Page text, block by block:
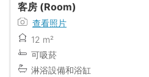
客房 (Room)
查看照片
12 m²
可吸菸
淋浴設備和浴缸